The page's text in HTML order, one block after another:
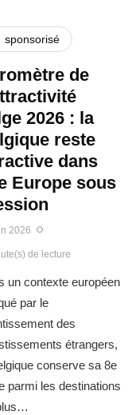
sponsorisé
de
2026 : la
reste
dans
Europe sous
2026
de lecture
un contexte européen
par le
des
étrangers,
conserve sa 8e
parmi les destinations